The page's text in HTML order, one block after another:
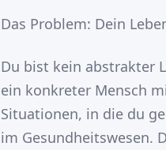
Das Problem: Dein
Du bist kein abstrakter
ein konkreter Mensch
Situationen, in die du
im Gesundheitswesen.